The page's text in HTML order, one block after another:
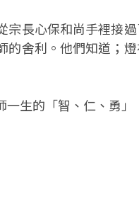
長心保和尚手裡接
的舍利。他們知道；
生的「智、仁、勇」